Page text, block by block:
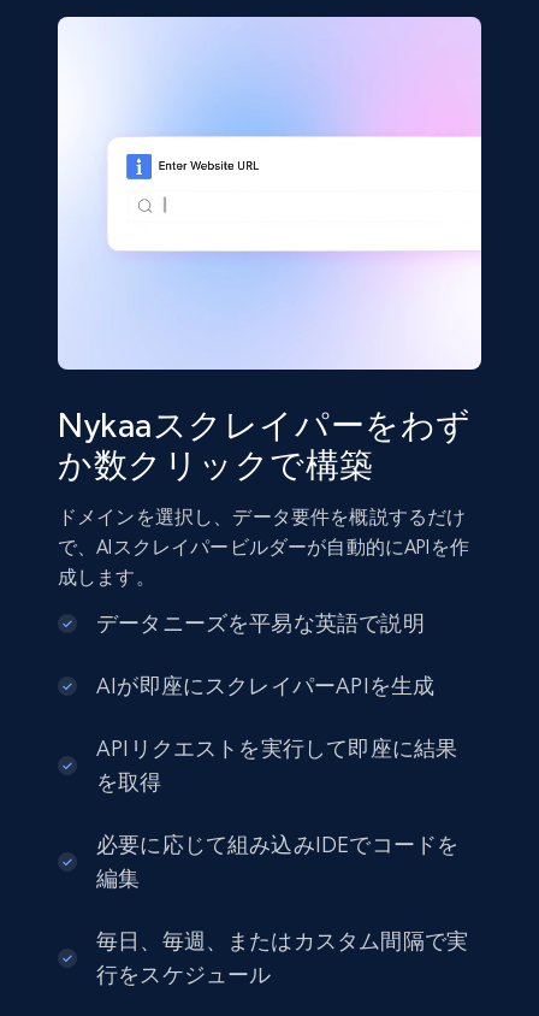
Nykaaスクレイパーをわず
か数クリックで構築
ドメインを選択し、データ要件を概説するだけ
で、AIスクレイパービルダーが自動的にAPIを作
成します。
データニーズを平易な英語で説明
AIが即座にスクレイパーAPIを生成
APIリクエストを実行して即座に結果
を取得
必要に応じて組み込みIDEでコードを
編集
毎日、毎週、またはカスタム間隔で実
行をスケジュール